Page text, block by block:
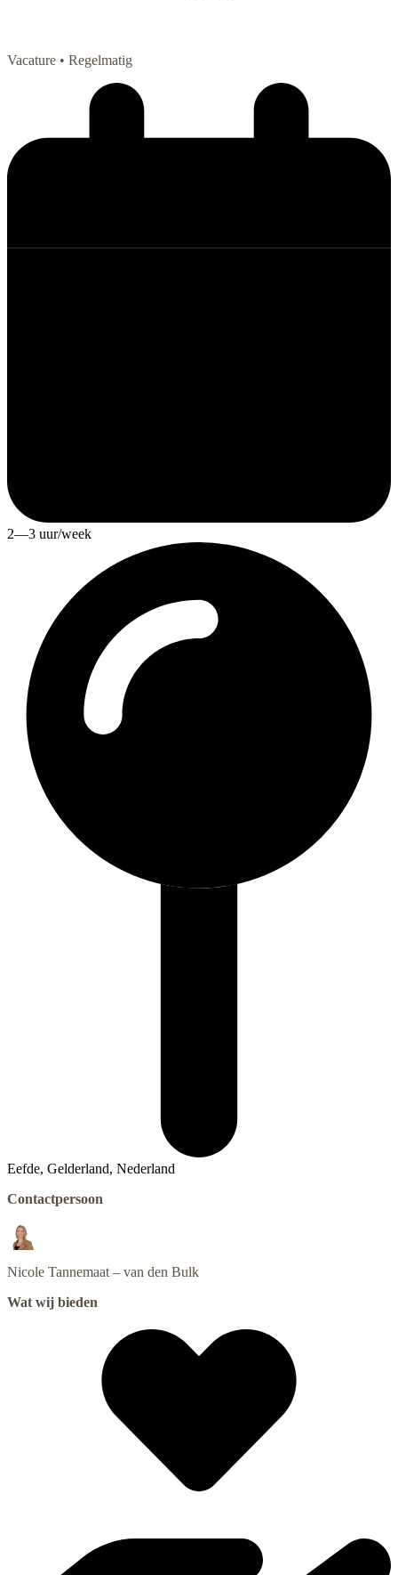
Vacature • Regelmatig
2—3 uur/week
Eefde, Gelderland, Nederland
Contactpersoon
Nicole Tannemaat – van den Bulk
Wat wij bieden